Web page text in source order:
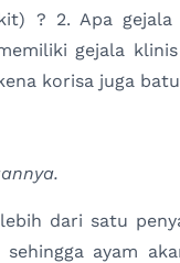
? 2. Apa gejala
gejala
korisa juga
dari satu
ayam